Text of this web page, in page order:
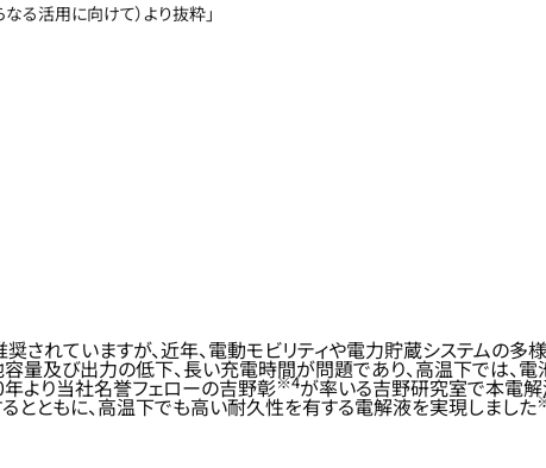
る活用に向けて）より抜粋」
れていますが、近年、電動モビリティや電力貯蔵システムの多
量及び出力の低下、長い充電時間が問題であり、高温下では、
年より当社名誉フェローの吉野彰※4が率いる吉野研究室で本電
ともに、高温下でも高い耐久性を有する電解液を実現しました